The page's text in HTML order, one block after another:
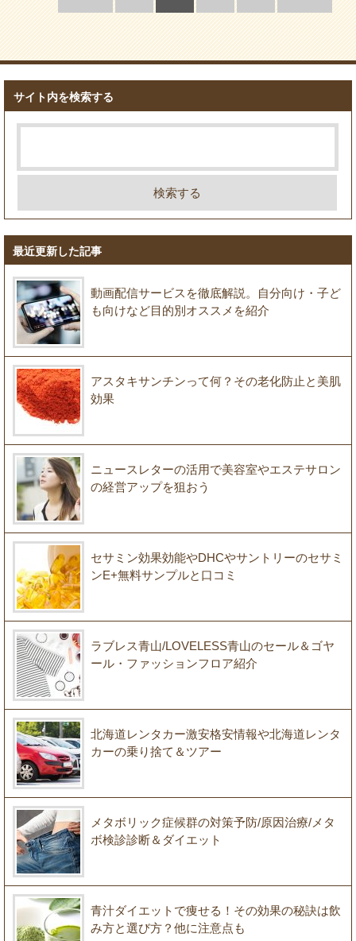
サイト内を検索する
最近更新した記事
動画配信サービスを徹底解説。自分向け・子ど
も向けなど目的別オススメを紹介
アスタキサンチンって何？その老化防止と美肌
効果
ニュースレターの活用で美容室やエステサロン
の経営アップを狙おう
セサミン効果効能やDHCやサントリーのセサミ
ンE+無料サンプルと口コミ
ラブレス青山/LOVELESS青山のセール＆ゴヤ
ール・ファッションフロア紹介
北海道レンタカー激安格安情報や北海道レンタ
カーの乗り捨て＆ツアー
メタボリック症候群の対策予防/原因治療/メタ
ボ検診診断＆ダイエット
青汁ダイエットで痩せる！その効果の秘訣は飲
み方と選び方？他に注意点も